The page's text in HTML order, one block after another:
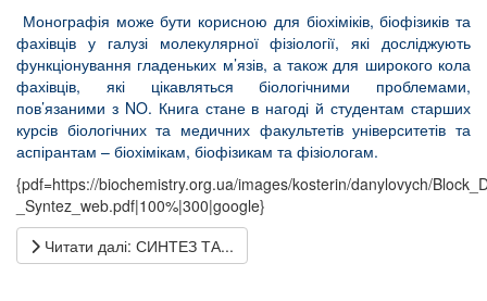
Монографія може бути корисною для біохіміків, біофізиків та
фахівців у галузі молекулярної фізіології, які досліджують
функціонування гладеньких м’язів, а також для широкого кола
фахівців, які цікавляться біологічними проблемами,
пов’язаними з NO. Книга стане в нагоді й студентам старших
курсів біологічних та медичних факультетів університетів та
аспірантам – біохімікам, біофізикам та фізіологам.
{pdf=https://biochemistry.org.ua/images/kosterin/danylovych/
_Syntez_web.pdf|100%|300|google}
Читати далі: СИНТЕЗ ТА...